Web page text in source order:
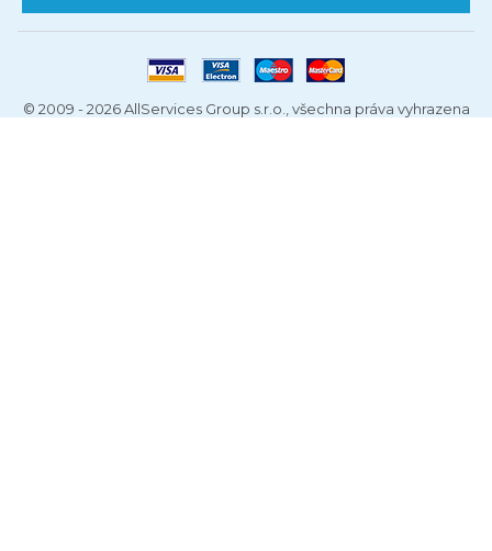
© 2009 - 2026 AllServices Group s.r.o., všechna práva vyhrazena